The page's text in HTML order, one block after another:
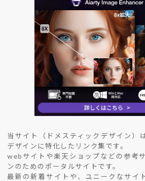
当サイト（ドメスティックデザイン）
デザインに特化したリンク集です。
webサイトや楽天ショップなどの参考
ンのためのポータルサイトです。
最新の新着サイトや、ユニークなサイ